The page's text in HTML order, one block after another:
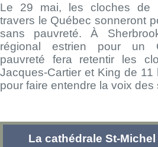
Le 29 mai, les cloches de
travers le Québec sonneront
sans pauvreté. À
régional estrien pour un
pauvreté fera retentir les
Jacques-Cartier et King de
pour faire entendre la voix des
La cathédrale St-